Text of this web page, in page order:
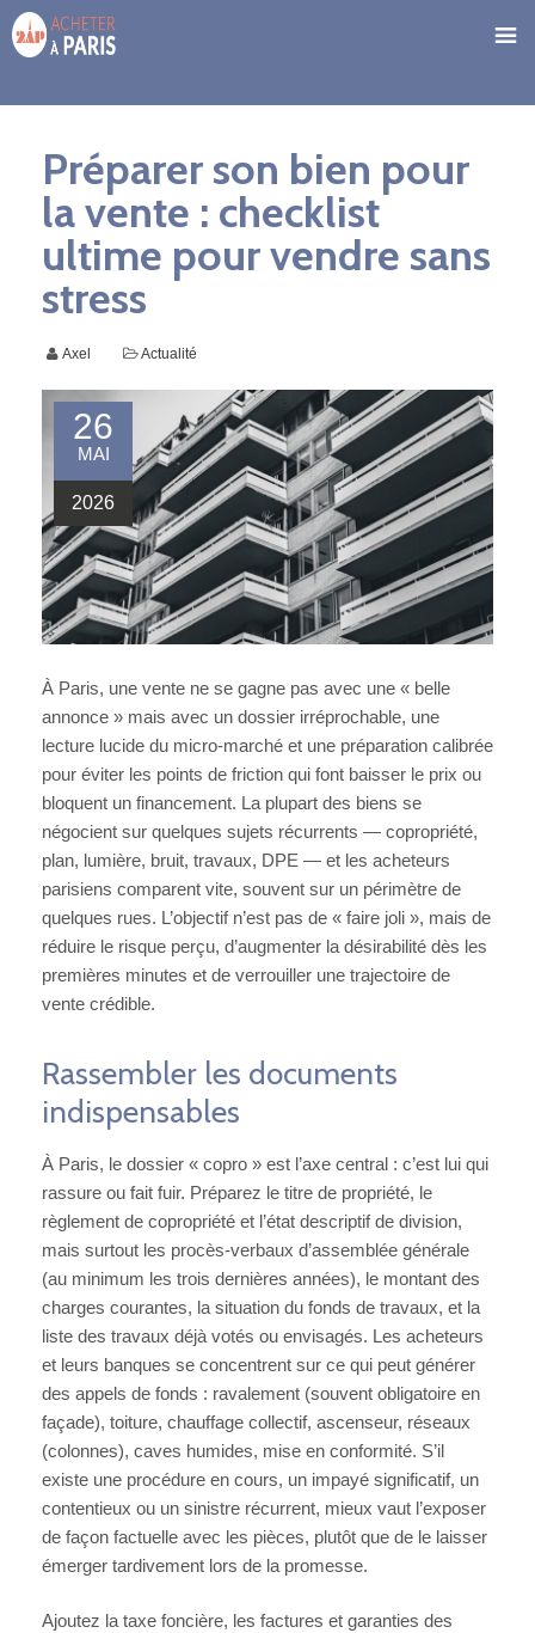
Préparer son bien pour
la vente : checklist
ultime pour vendre sans
stress
Axel Actualité
26
MAI
2026
À Paris, une vente ne se gagne pas avec une « belle
annonce » mais avec un dossier irréprochable, une
lecture lucide du micro-marché et une préparation calibrée
pour éviter les points de friction qui font baisser le prix ou
bloquent un financement. La plupart des biens se
négocient sur quelques sujets récurrents — copropriété,
plan, lumière, bruit, travaux, DPE — et les acheteurs
parisiens comparent vite, souvent sur un périmètre de
quelques rues. L’objectif n’est pas de « faire joli », mais de
réduire le risque perçu, d’augmenter la désirabilité dès les
premières minutes et de verrouiller une trajectoire de
vente crédible.
Rassembler les documents
indispensables
À Paris, le dossier « copro » est l’axe central : c’est lui qui
rassure ou fait fuir. Préparez le titre de propriété, le
règlement de copropriété et l’état descriptif de division,
mais surtout les procès-verbaux d’assemblée générale
(au minimum les trois dernières années), le montant des
charges courantes, la situation du fonds de travaux, et la
liste des travaux déjà votés ou envisagés. Les acheteurs
et leurs banques se concentrent sur ce qui peut générer
des appels de fonds : ravalement (souvent obligatoire en
façade), toiture, chauffage collectif, ascenseur, réseaux
(colonnes), caves humides, mise en conformité. S’il
existe une procédure en cours, un impayé significatif, un
contentieux ou un sinistre récurrent, mieux vaut l’exposer
de façon factuelle avec les pièces, plutôt que de le laisser
émerger tardivement lors de la promesse.
Ajoutez la taxe foncière, les factures et garanties des